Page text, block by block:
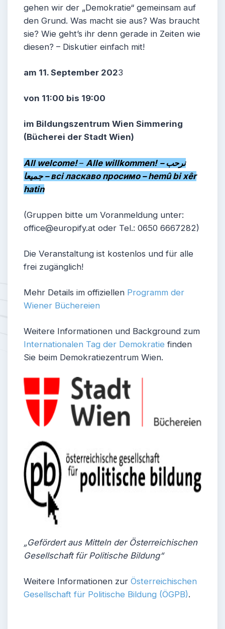
gehen wir der „Demokratie“ gemeinsam auf
den Grund. Was macht sie aus? Was braucht
sie? Wie geht’s ihr denn gerade in Zeiten wie
diesen? – Diskutier einfach mit!
am 11. September 2023
von 11:00 bis 19:00
im Bildungszentrum Wien Simmering
(Bücherei der Stadt Wien)
All welcome!– Alle willkommen! – نرحب
جميعا – всі ласкаво просимо – hemû bi xêr
hatin
(Gruppen bitte um Voranmeldung unter:
office@europify.at oder Tel.: 0650 6667282)
Die Veranstaltung ist kostenlos und für alle
frei zugänglich!
Mehr Details im offiziellen Programm der
Wiener Büchereien
Weitere Informationen und Background zum
Internationalen Tag der Demokratie finden
Sie beim Demokratiezentrum Wien.
„Gefördert aus Mitteln der Österreichischen
Gesellschaft für Politische Bildung“
Weitere Informationen zur Österreichischen
Gesellschaft für Politische Bildung (ÖGPB).